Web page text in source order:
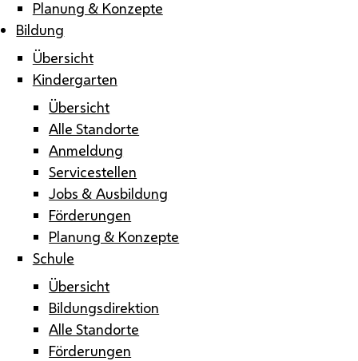
Planung & Konzepte
Bildung
Übersicht
Kindergarten
Übersicht
Alle Standorte
Anmeldung
Servicestellen
Jobs & Ausbildung
Förderungen
Planung & Konzepte
Schule
Übersicht
Bildungsdirektion
Alle Standorte
Förderungen